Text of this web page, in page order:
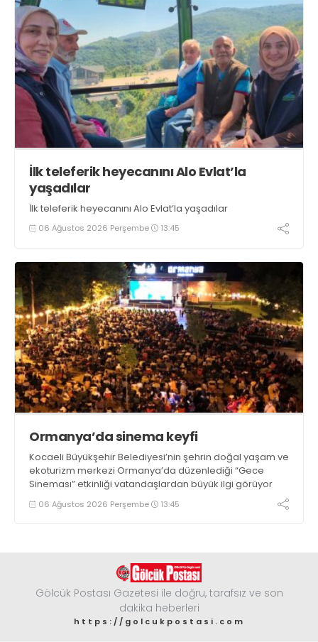
İlk teleferik heyecanını Alo Evlat’la
yaşadılar
İlk teleferik heyecanını Alo Evlat’la yaşadılar
06 Ağustos 2026 Perşembe 13:45
Ormanya’da sinema keyfi
Kocaeli Büyükşehir Belediyesi’nin şehrin doğal yaşam ve
ekoturizm merkezi Ormanya’da düzenlediği “Gece
Sineması” etkinliği vatandaşlardan büyük ilgi görüyor
06 Ağustos 2026 Perşembe 13:45
Gölcük Postası Gazetesi ile doğru, tarafsız ve son
dakika heberleri
https://golcukpostasi.com